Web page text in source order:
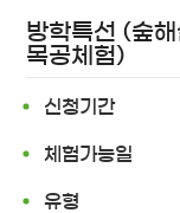
방학특선 (숲
목공체험)
신청기간
체험가능일
유형